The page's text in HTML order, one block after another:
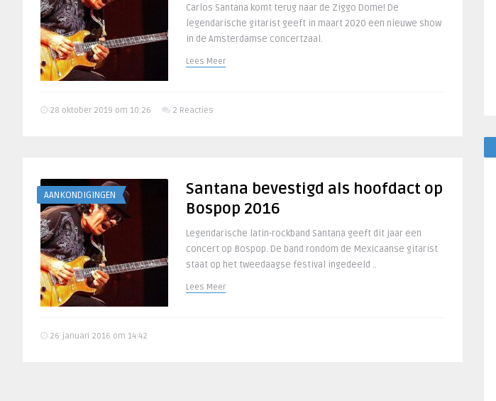
Carlos Santana komt terug naar de Ziggo Dome! De
legendarische gitarist geeft in maart 2020 een nieuwe show
in de Amsterdamse concertzaal.
Lees Meer
28 oktober 2019 om 10:26 2 Reacties
AANKONDIGINGEN
Santana bevestigd als hoofdact op
Bospop 2016
Legendarische latin-rockband Santana geeft dit jaar een
concert op Bospop. De band rondom de Mexicaanse gitarist
staat op het tweedaagse festival ingedeeld ..
Lees Meer
26 januari 2016 om 14:42